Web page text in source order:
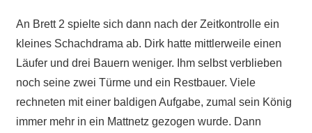
An Brett 2 spielte sich dann nach der Zeitkontrolle ein
kleines Schachdrama ab. Dirk hatte mittlerweile einen
Läufer und drei Bauern weniger. Ihm selbst verblieben
noch seine zwei Türme und ein Restbauer. Viele
rechneten mit einer baldigen Aufgabe, zumal sein König
immer mehr in ein Mattnetz gezogen wurde. Dann